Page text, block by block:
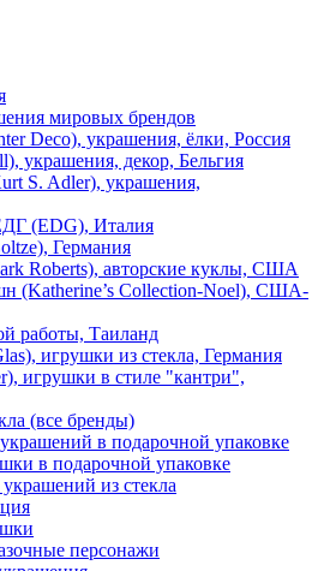
мировых брендов
Deco), украшения, ёлки, Россия
украшения, декор, Бельгия
S. Adler), украшения,
(EDG), Италия
Германия
Roberts), авторские куклы, США
(Katherine’s Collection-Noel), США-
работы, Таиланд
игрушки из стекла, Германия
игрушки в стиле "кантри",
(все бренды)
в подарочной упаковке
в подарочной упаковке
из стекла
персонажи